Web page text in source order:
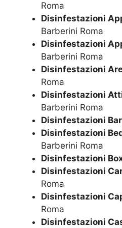
Roma
Disinfestazioni
Barberini Roma
Disinfestazioni
Barberini Roma
Disinfestazioni
Roma
Disinfestazioni
Barberini Roma
Disinfestazioni Bar
Disinfestazioni
Barberini Roma
Disinfestazioni
Disinfestazioni
Roma
Disinfestazioni
Roma
Disinfestazioni